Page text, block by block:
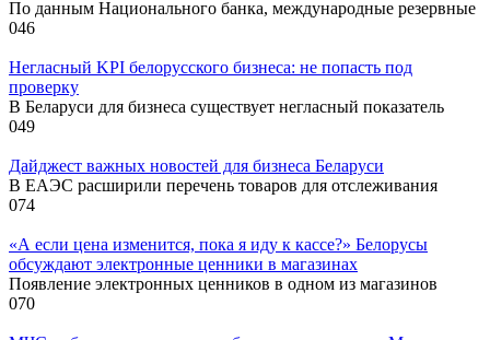
По данным Национального банка, международные резервные
046
Негласный KPI белорусского бизнеса: не попасть под
проверку
В Беларуси для бизнеса существует негласный показатель
049
Дайджест важных новостей для бизнеса Беларуси
В ЕАЭС расширили перечень товаров для отслеживания
074
«А если цена изменится, пока я иду к кассе?» Белорусы
обсуждают электронные ценники в магазинах
Появление электронных ценников в одном из магазинов
070